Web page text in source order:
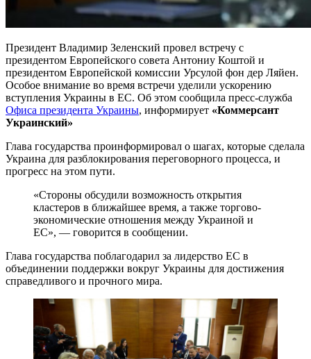
Президент Владимир Зеленский провел встречу с
президентом Европейского совета Антониу Коштой и
президентом Европейской комиссии Урсулой фон дер Ляйен.
Особое внимание во время встречи уделили ускорению
вступления Украины в ЕС. Об этом сообщила пресс-служба
Офиса президента Украины, информирует «Коммерсант
Украинский»
Глава государства проинформировал о шагах, которые сделала
Украина для разблокирования переговорного процесса, и
прогресс на этом пути.
«Стороны обсудили возможность открытия
кластеров в ближайшее время, а также торгово-
экономические отношения между Украиной и
ЕС», — говорится в сообщении.
Глава государства поблагодарил за лидерство ЕС в
объединении поддержки вокруг Украины для достижения
справедливого и прочного мира.